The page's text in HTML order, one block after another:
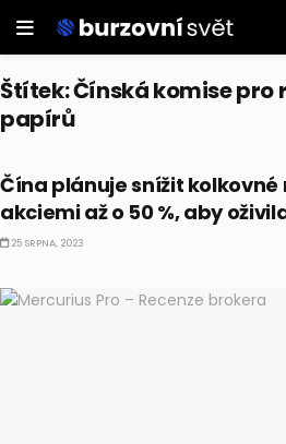
Štítek:Čínská komise
papírů
Čína plánuje snížit
akciemi až o 50 %, aby
25 SRPNA, 2023